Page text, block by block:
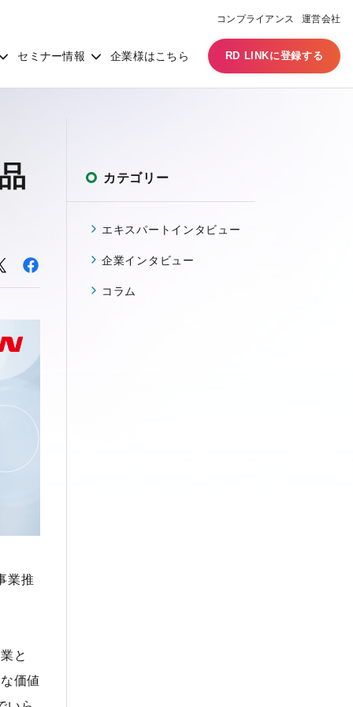
セミナー情報 企業様はこちら RD LINKに登録する
コンプライアンス 運営会社
業推
と
価値
カテゴリー
エキスパートインタビュー
企業インタビュー
コラム